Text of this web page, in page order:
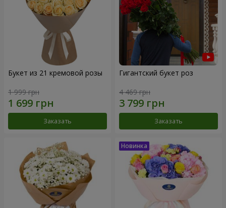
Букет из 21 кремовой розы
1 999 грн
Заказать
Гигантский букет роз
4 469 грн
Заказать